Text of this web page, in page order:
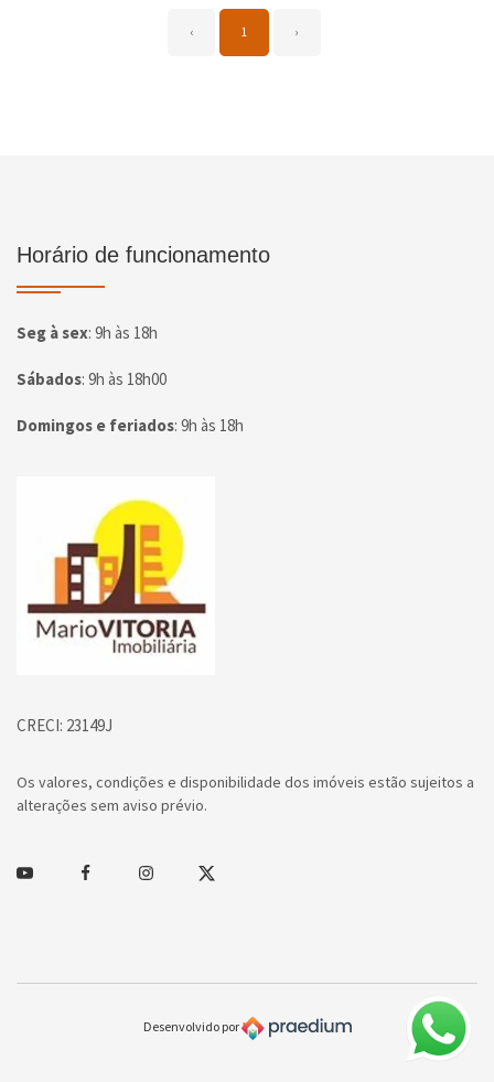
‹ 1 ›
Horário de funcionamento
Seg à sex: 9h às 18h
Sábados: 9h às 18h00
Domingos e feriados: 9h às 18h
Página inicial
CRECI: 23149J
Os valores, condições e disponibilidade dos imóveis estão sujeitos a
alterações sem aviso prévio.
Youtube FacebookInstagramTwitter
Desenvolvido por